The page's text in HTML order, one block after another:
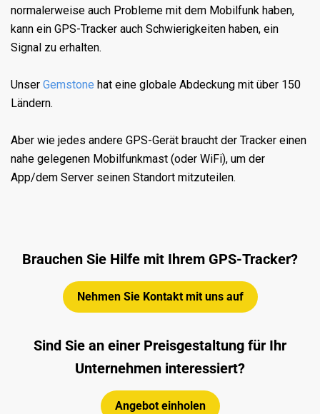
normalerweise auch Probleme mit dem Mobilfunk haben,
kann ein GPS-Tracker auch Schwierigkeiten haben, ein
Signal zu erhalten.
Unser Gemstone hat eine globale Abdeckung mit über 150
Ländern.
Aber wie jedes andere GPS-Gerät braucht der Tracker einen
nahe gelegenen Mobilfunkmast (oder WiFi), um der
App/dem Server seinen Standort mitzuteilen.
Brauchen Sie Hilfe mit Ihrem GPS-Tracker?
Nehmen Sie Kontakt mit uns auf
Sind Sie an einer Preisgestaltung für Ihr
Unternehmen interessiert?
Angebot einholen